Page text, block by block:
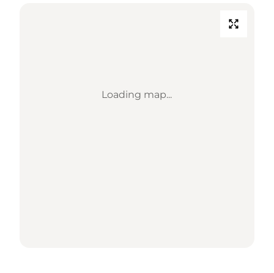
Loading map...